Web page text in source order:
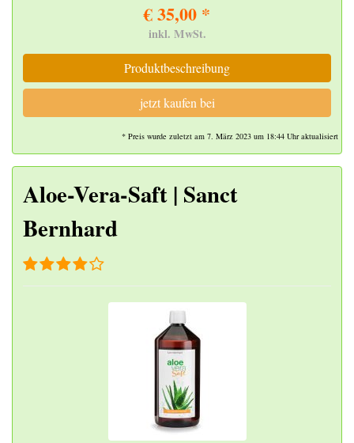
€ 35,00 *
inkl. MwSt.
Produktbeschreibung
jetzt kaufen bei
* Preis wurde zuletzt am 7. März 2023 um 18:44 Uhr aktualisiert
Aloe-Vera-Saft | Sanct
Bernhard